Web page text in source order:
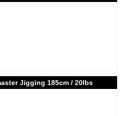
Jigging 185cm / 20lbs